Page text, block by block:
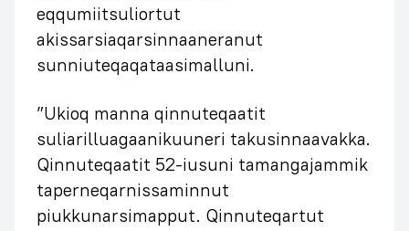
eqqumiitsuliortut
akissarsiaqarsinnaaneranut
sunniuteqaqataasimalluni.
”Ukioq manna qinnuteqaatit
suliarilluagaanikuuneri takusinnaavakka.
Qinnuteqaatit 52-iusuni tamangajammik
taperneqarnissaminnut
piukkunarsimapput. Qinnuteqartut